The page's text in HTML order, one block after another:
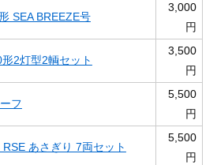
SEA BREEZE号
3,000
円
2灯型2輌セット
3,500
円
フ
5,500
円
あさぎり 7両セット
5,500
円